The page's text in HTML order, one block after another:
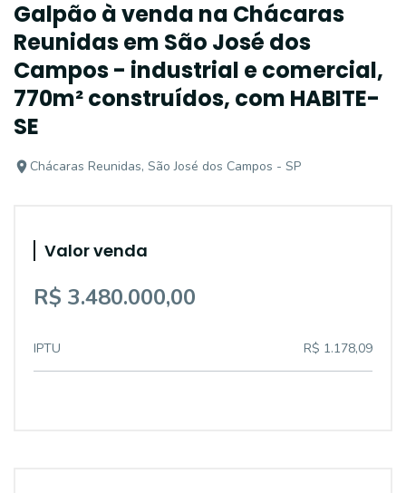
Galpão à venda na Chácaras
Reunidas em São José dos
Campos - industrial e comercial,
770m² construídos, com HABITE-
SE
Chácaras Reunidas, São José dos Campos - SP
Valor venda
R$ 3.480.000,00
IPTU R$ 1.178,09